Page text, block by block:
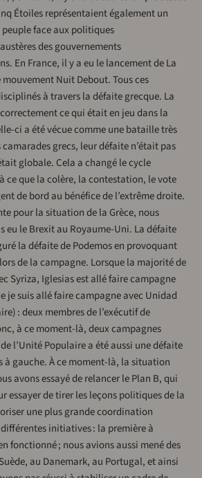
Étoiles représentaient également un
face aux politiques
des gouvernements
En France, il y a eu le lancement de La
Nuit Debout. Tous ces
à travers la défaite grecque. La
ce qui était en jeu dans la
ci a été vécue comme une bataille très
grecs, leur défaite n’était pas
globale. Cela a changé le cycle
ce que la colère, la contestation, le vote
de bord au bénéfice de l’extrême droite.
pour la situation de la Grèce, nous
eu le Brexit au Royaume-Uni. La défaite
la défaite de Podemos en provoquant
de la campagne. Lorsque la majorité de
Syriza, Iglesias est allé faire campagne
je suis allé faire campagne avec Unidad
: deux membres de l’exécutif de
à ce moment-là, deux campagnes
l’Unité Populaire a été aussi une défaite
à gauche. À ce moment-là, la situation
avons essayé de relancer le Plan B, qui
essayer de tirer les leçons politiques de la
une plus grande coordination
initiatives : la première à
fonctionné ; nous avions aussi mené des
au Danemark, au Portugal, et ainsi